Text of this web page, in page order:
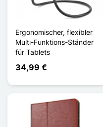
Ergonomischer, flexibler
Multi-Funktions-Ständer
für Tablets
34,99 €